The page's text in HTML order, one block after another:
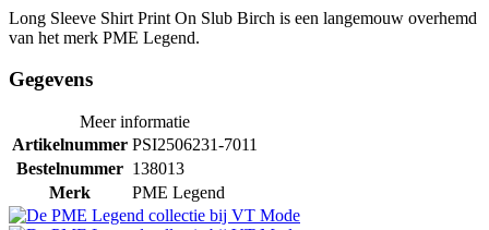
Long Sleeve Shirt Print On Slub Birch is een langemouw overhemd
van het merk PME Legend.
Gegevens
Meer informatie
Artikelnummer PSI2506231-7011
Bestelnummer 138013
Merk
PME Legend